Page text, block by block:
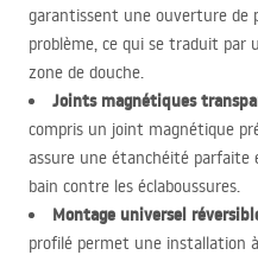
garantissent une ouverture de
problème, ce qui se traduit par
zone de douche.
Joints magnétiques
compris un joint magnétique
assure une étanchéité parfaite
bain contre les éclaboussures.
Montage universel
profilé permet une installation